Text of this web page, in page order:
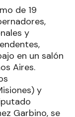
de 19
y
en un salón
Aires.
y
Garbino, se